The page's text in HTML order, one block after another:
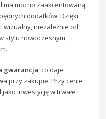
ma mocno zaakcentowaną,
dodatków. Dzięki
wizualny, niezależnie od
stylu nowoczesnym,
gwarancja, co daje
przy zakupie. Przy cenie
inwestycję w trwałe i